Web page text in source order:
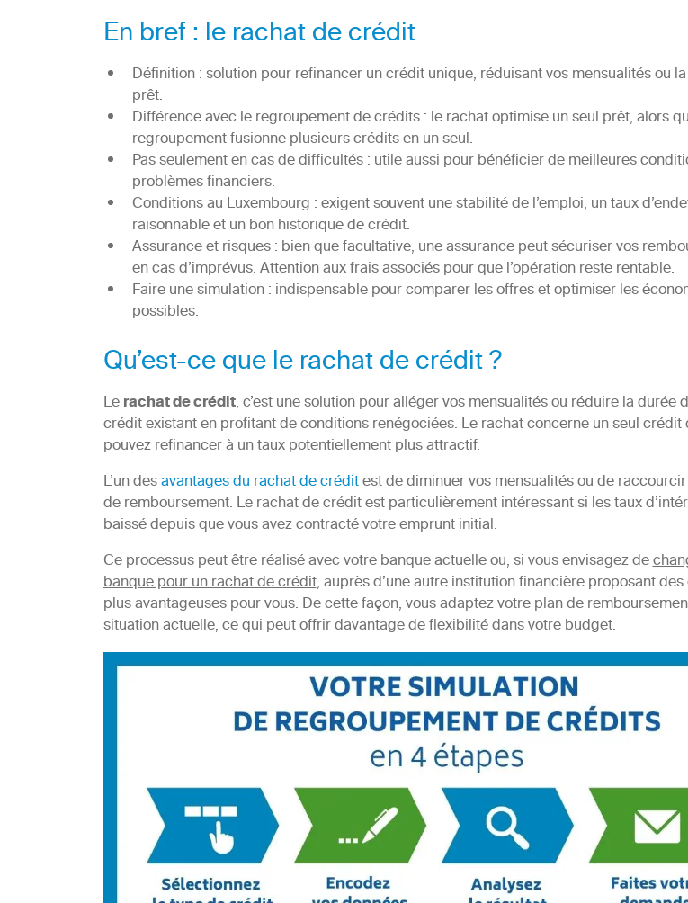
En bref : le rachat de crédit
Définition : solution pour refinancer un crédit unique, réduisant vos mensualités ou
prêt.
Différence avec le regroupement de crédits : le rachat optimise un seul prêt, alors
regroupement fusionne plusieurs crédits en un seul.
Pas seulement en cas de difficultés : utile aussi pour bénéficier de meilleures
problèmes financiers.
Conditions au Luxembourg : exigent souvent une stabilité de l’emploi, un taux
raisonnable et un bon historique de crédit.
Assurance et risques : bien que facultative, une assurance peut sécuriser vos
en cas d’imprévus. Attention aux frais associés pour que l’opération reste rentable.
Faire une simulation : indispensable pour comparer les offres et optimiser les
possibles.
Qu’est-ce que le rachat de crédit ?
Lerachat de crédit, c’est une solution pour alléger vos mensualités ou réduire la durée
crédit existant en profitant de conditions renégociées. Le rachat concerne un seul crédit
pouvez refinancer à un taux potentiellement plus attractif.
L’un desavantages du rachat de créditest de diminuer vos mensualités ou de
de remboursement. Le rachat de crédit est particulièrement intéressant si les taux
baissé depuis que vous avez contracté votre emprunt initial.
Ce processus peut être réalisé avec votre banque actuelle ou, si vous envisagez de
banque pour un rachat de crédit, auprès d’une autre institution financière proposant
plus avantageuses pour vous. De cette façon, vous adaptez votre plan de
situation actuelle, ce qui peut offrir davantage de flexibilité dans votre budget.